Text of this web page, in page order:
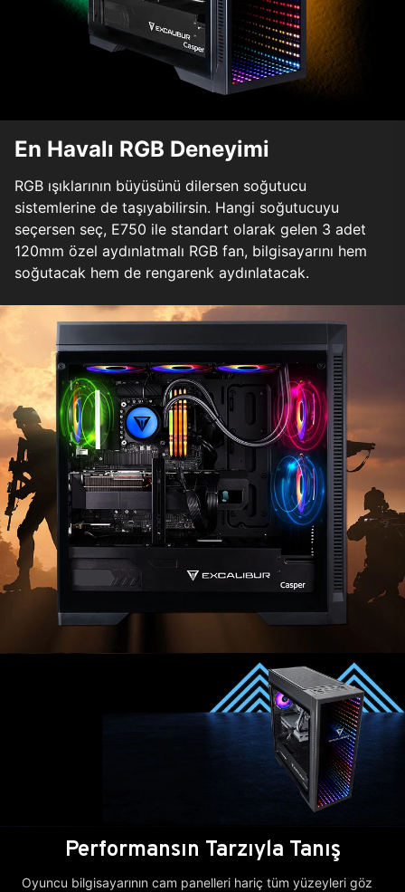
En Havalı RGB Deneyimi
RGB ışıklarının büyüsünü dilersen soğutucu
sistemlerine de taşıyabilirsin. Hangi soğutucuyu
seçersen seç, E750 ile standart olarak gelen 3 adet
120mm özel aydınlatmalı RGB fan, bilgisayarını hem
soğutacak hem de rengarenk aydınlatacak.
Performansın Tarzıyla Tanış
Oyuncu bilgisayarının cam panelleri hariç tüm yüzeyleri göz